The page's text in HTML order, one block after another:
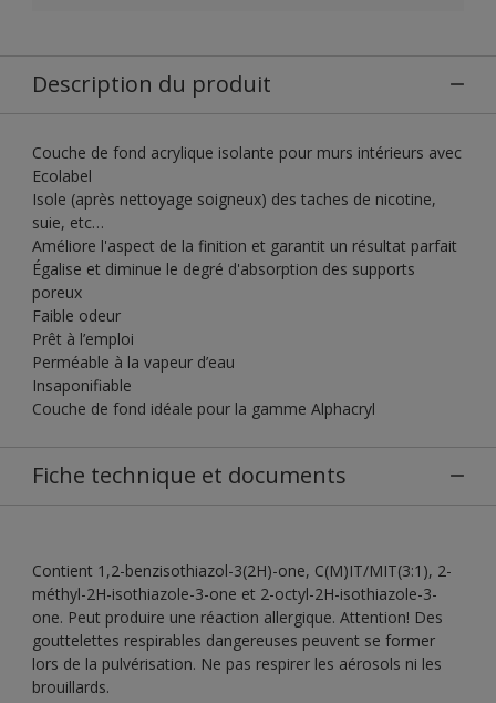
Description du produit
Couche de fond acrylique isolante pour murs intérieurs avec
Ecolabel
Isole (après nettoyage soigneux) des taches de nicotine,
suie, etc…
Améliore l'aspect de la finition et garantit un résultat parfait
Égalise et diminue le degré d'absorption des supports
poreux
Faible odeur
Prêt à l’emploi
Perméable à la vapeur d’eau
Insaponifiable
Couche de fond idéale pour la gamme Alphacryl
Fiche technique et documents
Contient 1,2-benzisothiazol-3(2H)-one, C(M)IT/MIT(3:1), 2-
méthyl-2H-isothiazole-3-one et 2-octyl-2H-isothiazole-3-
one. Peut produire une réaction allergique. Attention! Des
gouttelettes respirables dangereuses peuvent se former
lors de la pulvérisation. Ne pas respirer les aérosols ni les
brouillards.